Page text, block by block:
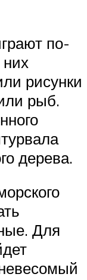
по-
рисунки
рыб.
дерева.
Для